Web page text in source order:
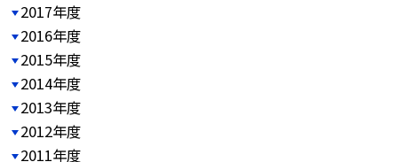
2017年度
2016年度
2015年度
2014年度
2013年度
2012年度
2011年度